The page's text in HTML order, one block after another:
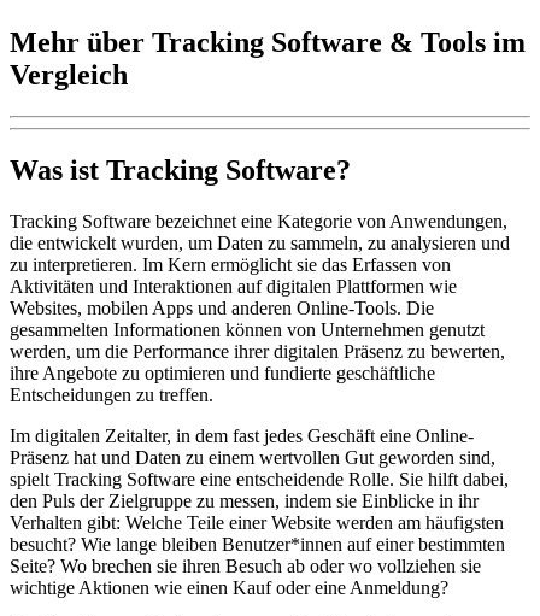
Mehr über Tracking Software & Tools im
Vergleich
Was ist Tracking Software?
Tracking Software bezeichnet eine Kategorie von Anwendungen,
die entwickelt wurden, um Daten zu sammeln, zu analysieren und
zu interpretieren. Im Kern ermöglicht sie das Erfassen von
Aktivitäten und Interaktionen auf digitalen Plattformen wie
Websites, mobilen Apps und anderen Online-Tools. Die
gesammelten Informationen können von Unternehmen genutzt
werden, um die Performance ihrer digitalen Präsenz zu bewerten,
ihre Angebote zu optimieren und fundierte geschäftliche
Entscheidungen zu treffen.
Im digitalen Zeitalter, in dem fast jedes Geschäft eine Online-
Präsenz hat und Daten zu einem wertvollen Gut geworden sind,
spielt Tracking Software eine entscheidende Rolle. Sie hilft dabei,
den Puls der Zielgruppe zu messen, indem sie Einblicke in ihr
Verhalten gibt: Welche Teile einer Website werden am häufigsten
besucht? Wie lange bleiben Benutzer*innen auf einer bestimmten
Seite? Wo brechen sie ihren Besuch ab oder wo vollziehen sie
wichtige Aktionen wie einen Kauf oder eine Anmeldung?